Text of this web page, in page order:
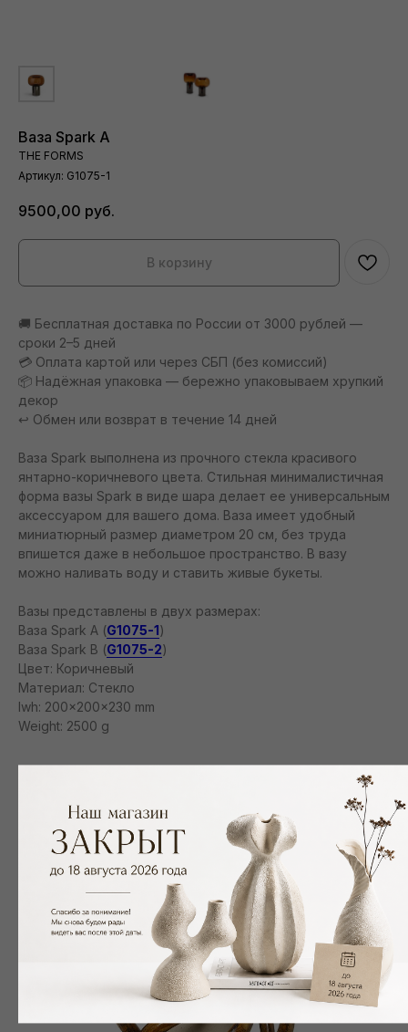
Ваза Spark A
THE FORMS
Артикул: G1075-1
9500,00 руб.
В корзину
🚚 Бесплатная доставка по России от 3000 рублей —
сроки 2–5 дней
💳 Оплата картой или через СБП (без комиссий)
📦 Надёжная упаковка — бережно упаковываем хрупкий
декор
↩️ Обмен или возврат в течение 14 дней
Ваза Spark выполнена из прочного стекла красивого
янтарно-коричневого цвета. Стильная минималистичная
форма вазы Spark в виде шара делает ее универсальным
аксессуаром для вашего дома. Ваза имеет удобный
миниатюрный размер диаметром 20 см, без труда
впишется даже в небольшое пространство. В вазу
можно наливать воду и ставить живые букеты.
Вазы представлены в двух размерах:
Ваза Spark A (G1075-1)
Ваза Spark B (G1075-2)
Цвет: Коричневый
Материал: Стекло
lwh: 200x200x230 mm
Weight: 2500 g
NEW